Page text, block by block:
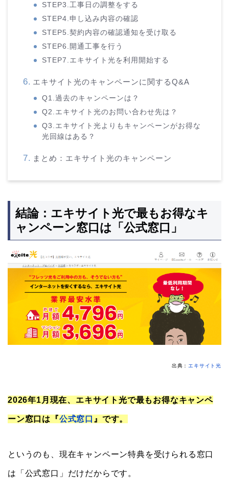
STEP3.工事日の調整をする
STEP4.申し込み内容の確認
STEP5.契約内容の確認通知を受け取る
STEP6.開通工事を行う
STEP7.エキサイト光を利用開始する
エキサイト光のキャンペーンに関するQ&A
Q1.過去のキャンペーンは？
Q2.エキサイト光のお問い合わせ先は？
Q3.エキサイト光よりもキャンペーンがお得な
光回線はある？
まとめ：エキサイト光のキャンペーン
結論：エキサイト光で最もお得なキ
ャンペーン窓口は「公式窓口」
出典：エキサイト光
2026年1月現在、エキサイト光で最もお得なキャンペ
ーン窓口は『 公式窓口 』です。
というのも、現在キャンペーン特典を受けられる窓口
は「公式窓口」だけだからです。